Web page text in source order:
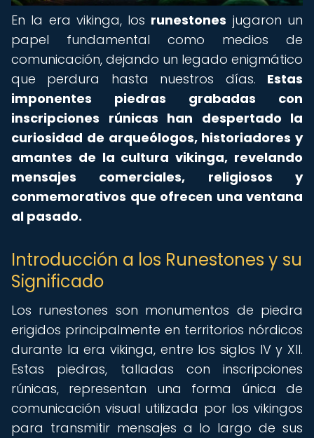
En la era vikinga, los runestones jugaron un
papel fundamental como medios de
comunicación, dejando un legado enigmático
que perdura hasta nuestros días. Estas
imponentes piedras grabadas con
inscripciones rúnicas han despertado la
curiosidad de arqueólogos, historiadores y
amantes de la cultura vikinga, revelando
mensajes comerciales, religiosos y
conmemorativos que ofrecen una ventana
al pasado.
Introducción a los Runestones y su
Significado
Los runestones son monumentos de piedra
erigidos principalmente en territorios nórdicos
durante la era vikinga, entre los siglos IV y XII.
Estas piedras, talladas con inscripciones
rúnicas, representan una forma única de
comunicación visual utilizada por los vikingos
para transmitir mensajes a lo largo de sus